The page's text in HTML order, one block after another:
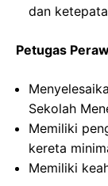
dan
Petugas
Sekolah
Memiliki
kereta
Memiliki